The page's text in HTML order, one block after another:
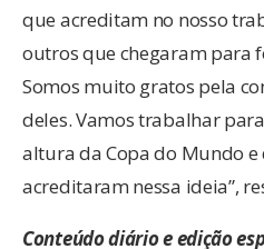
que acreditam no nosso
outros que chegaram para
Somos muito gratos pela
deles. Vamos trabalhar
altura da Copa do Mundo e
acreditaram nessa ideia”,
Conteúdo diário e edição